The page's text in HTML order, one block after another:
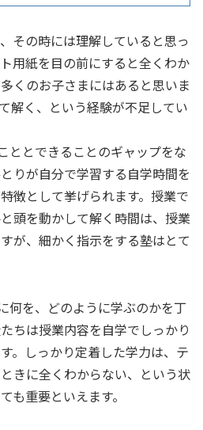
その時には理解していると思っ
用紙を目の前にすると全くわか
くのお子さまにはあると思いま
解く、という経験が不足してい
ととできることのギャップをな
りが自分で学習する自学時間を
徴として挙げられます。授業で
頭を動かして解く時間は、授業
が、細かく指示をする塾はとて
何を、どのように学ぶのかを丁
ちは授業内容を自学でしっかり
。しっかり定着した学力は、テ
きに全くわからない、という状
も重要といえます。